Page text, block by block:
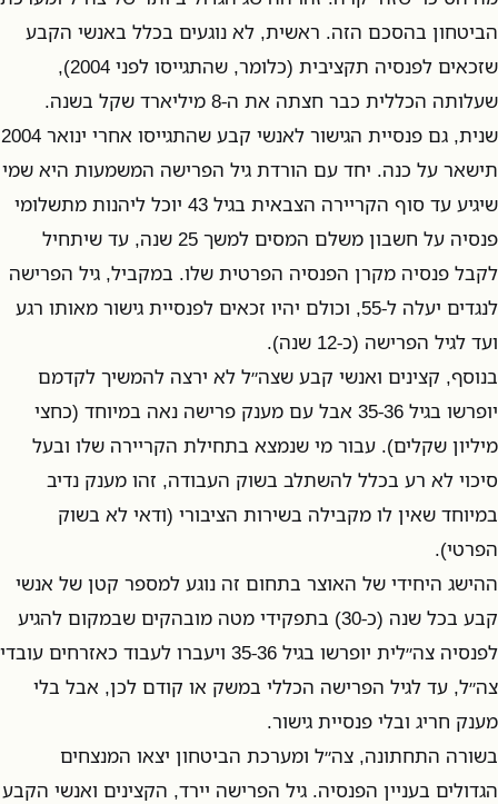
הביטחון בהסכם הזה. ראשית, לא נוגעים בכלל באנשי הקבע
שזכאים לפנסיה תקציבית (כלומר, שהתגייסו לפני 2004),
שעלותה הכללית כבר חצתה את ה-8 מיליארד שקל בשנה.
שנית, גם פנסיית הגישור לאנשי קבע שהתגייסו אחרי ינואר 2004
תישאר על כנה. יחד עם הורדת גיל הפרישה המשמעות היא שמי
שיגיע עד סוף הקריירה הצבאית בגיל 43 יוכל ליהנות מתשלומי
פנסיה על חשבון משלם המסים למשך 25 שנה, עד שיתחיל
לקבל פנסיה מקרן הפנסיה הפרטית שלו. במקביל, גיל הפרישה
לנגדים יעלה ל-55, וכולם יהיו זכאים לפנסיית גישור מאותו רגע
ועד לגיל הפרישה (כ-12 שנה).
בנוסף, קצינים ואנשי קבע שצה״ל לא ירצה להמשיך לקדמם
יופרשו בגיל 35-36 אבל עם מענק פרישה נאה במיוחד (כחצי
מיליון שקלים). עבור מי שנמצא בתחילת הקריירה שלו ובעל
סיכוי לא רע בכלל להשתלב בשוק העבודה, זהו מענק נדיב
במיוחד שאין לו מקבילה בשירות הציבורי (ודאי לא בשוק
הפרטי).
ההישג היחידי של האוצר בתחום זה נוגע למספר קטן של אנשי
קבע בכל שנה (כ-30) בתפקידי מטה מובהקים שבמקום להגיע
לפנסיה צה״לית יופרשו בגיל 35-36 ויעברו לעבוד כאזרחים עובדי
צה״ל, עד לגיל הפרישה הכללי במשק או קודם לכן, אבל בלי
מענק חריג ובלי פנסיית גישור.
בשורה התחתונה, צה״ל ומערכת הביטחון יצאו המנצחים
הגדולים בעניין הפנסיה. גיל הפרישה יירד, הקצינים ואנשי הקבע